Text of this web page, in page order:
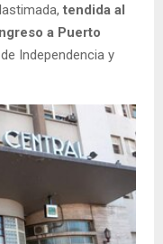
tendida al
a Puerto
Independencia y